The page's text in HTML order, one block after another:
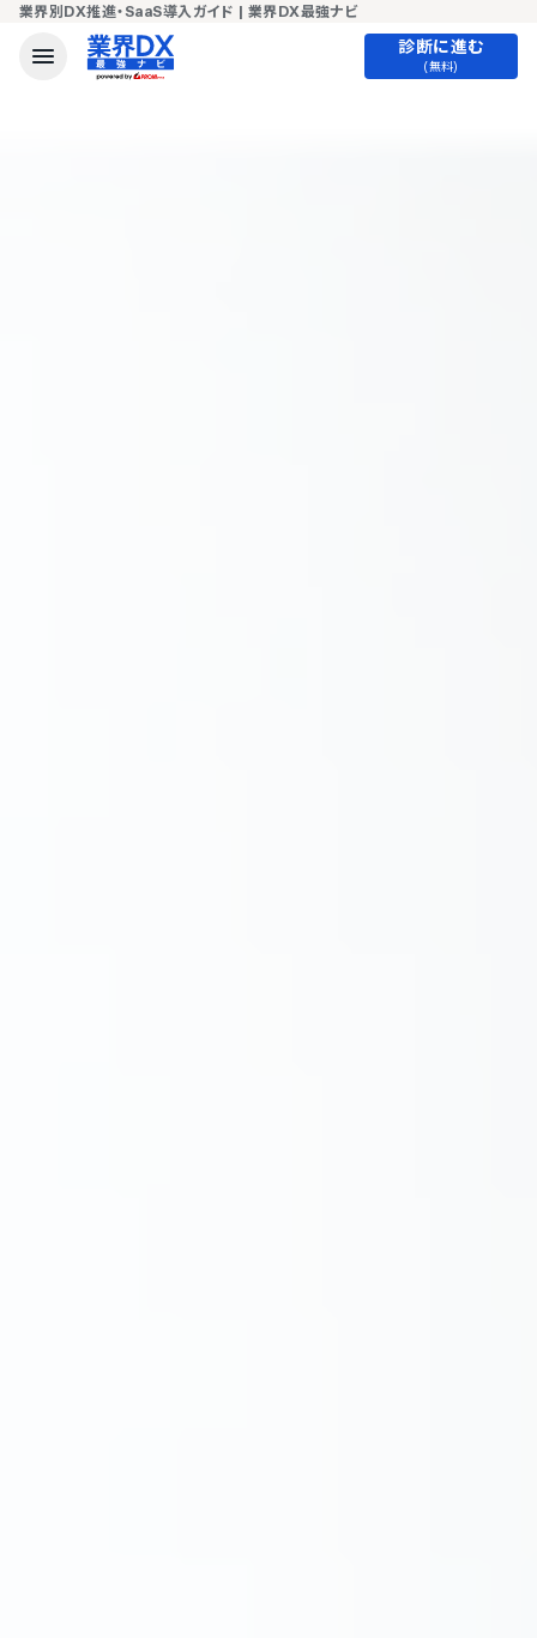
業界別DX推進・SaaS導入ガイド | 業界DX最強ナビ
診断に進む
(無料)